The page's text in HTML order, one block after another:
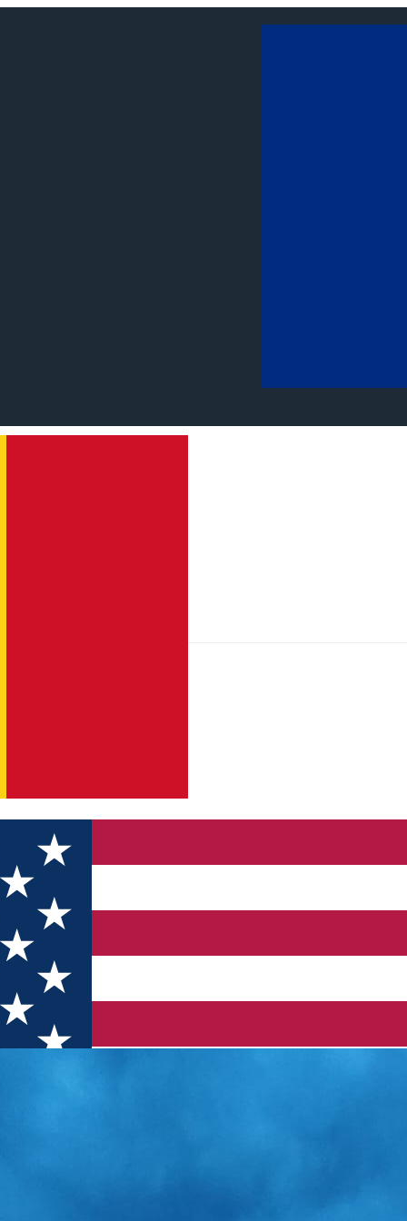
Casa memorială din Băilești, redeschidere emoționantă